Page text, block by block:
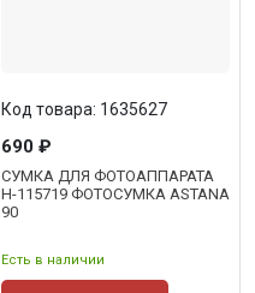
СУМКА ДЛЯ ФОТОАППАРАТА
H-115719 ФОТОСУМКА ASTANA
90
Есть в наличии
Код товара: 1635627
690 ₽